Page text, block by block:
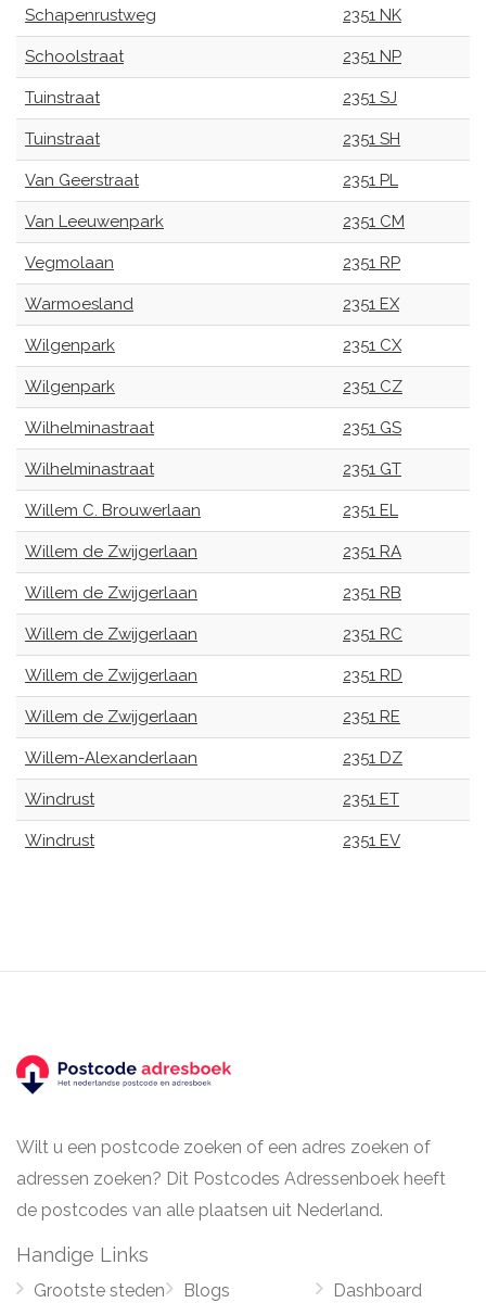
Schapenrustweg 2351 NK
Schoolstraat 2351 NP
Tuinstraat 2351 SJ
Tuinstraat 2351 SH
Van Geerstraat 2351 PL
Van Leeuwenpark 2351 CM
Vegmolaan 2351 RP
Warmoesland 2351 EX
Wilgenpark 2351 CX
Wilgenpark 2351 CZ
Wilhelminastraat 2351 GS
Wilhelminastraat 2351 GT
Willem C. Brouwerlaan 2351 EL
Willem de Zwijgerlaan 2351 RA
Willem de Zwijgerlaan 2351 RB
Willem de Zwijgerlaan 2351 RC
Willem de Zwijgerlaan 2351 RD
Willem de Zwijgerlaan 2351 RE
Willem-Alexanderlaan 2351 DZ
Windrust 2351 ET
Windrust 2351 EV
Wilt u een postcode zoeken of een adres zoeken of
adressen zoeken? Dit Postcodes Adressenboek heeft
de postcodes van alle plaatsen uit Nederland.
Handige Links
Grootste steden Blogs Dashboard